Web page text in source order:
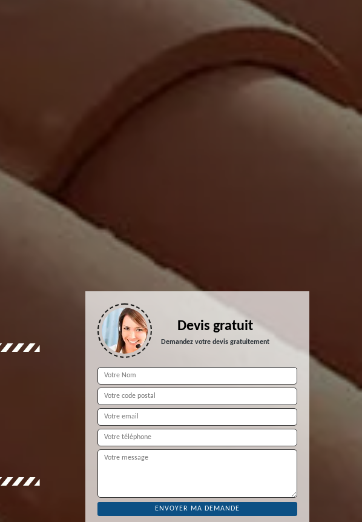
Devis gratuit
Demandez votre devis gratuitement